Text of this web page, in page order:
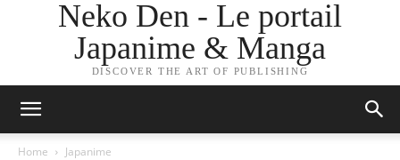
Neko Den - Le portail
Japanime & Manga
DISCOVER THE ART OF PUBLISHING
Home Japanime